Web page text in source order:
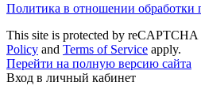
Политика в отношении обработки
This site is protected by reCAPTCHA
Policy and Terms of Service apply.
Перейти на полную версию сайта
Вход в личный кабинет